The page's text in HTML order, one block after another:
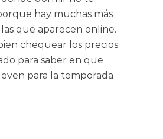
hay muchas más
que aparecen online.
chequear los precios
para saber en que
para la temporada